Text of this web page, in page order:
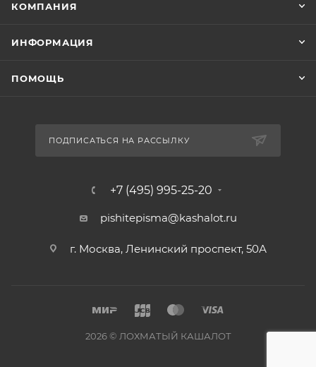
КОМПАНИЯ
ИНФОРМАЦИЯ
ПОМОЩЬ
ПОДПИСАТЬСЯ НА РАССЫЛКУ
+7 (495) 995-25-20​
pishitepisma@kashalot.ru
г. Москва, Ленинский проспект, 50А​
2026 © ЛОХМАТЫЙ КАШАЛОТ